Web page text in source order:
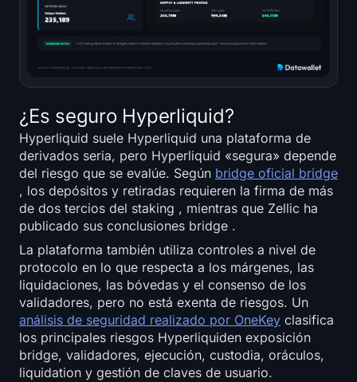
¿Es seguro Hyperliquid?
Hyperliquid suele Hyperliquid una plataforma de
derivados seria, pero Hyperliquid «segura» depende
del riesgo que se evalúe. Según bridge oficial bridge
, los depósitos y retiradas requieren la firma de más
de dos tercios del staking , mientras que Zellic ha
publicado sus conclusiones bridge .
La plataforma también utiliza controles a nivel de
protocolo en lo que respecta a los márgenes, las
liquidaciones, las bóvedas y el consenso de los
validadores, pero no está exenta de riesgos. Un
análisis de seguridad realizado por OneKey clasifica
los principales riesgos Hyperliquiden exposición
bridge, validadores, ejecución, custodia, oráculos,
liquidation y gestión de claves de usuario.